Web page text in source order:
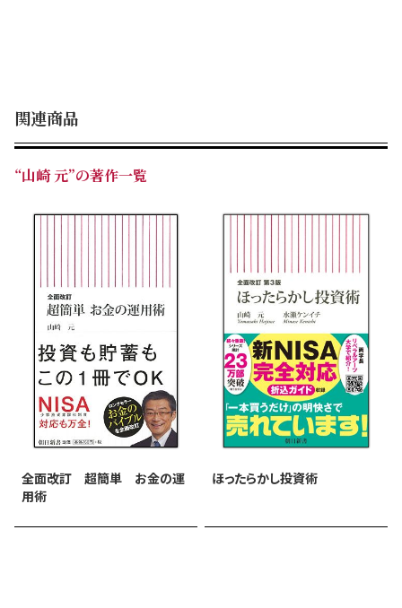
関連商品
“山崎 元”の著作一覧
全面改訂 超簡単 お金の運
用術
ほったらかし投資術